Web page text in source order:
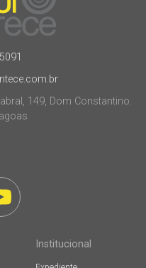
149, Dom Constantino.
Institucional